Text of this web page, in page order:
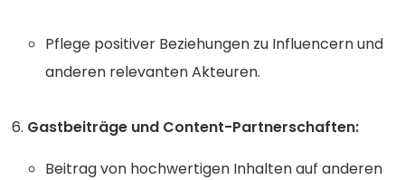
Pflege positiver Beziehungen zu Influencern und
anderen relevanten Akteuren.
Gastbeiträge und Content-Partnerschaften:
Beitrag von hochwertigen Inhalten auf anderen